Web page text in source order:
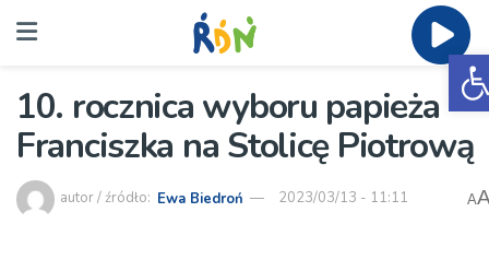
10. rocznica wyboru papieża
Franciszka na Stolicę Piotrową
autor / źródło: Ewa Biedroń 2023/03/13 - 11:11 A